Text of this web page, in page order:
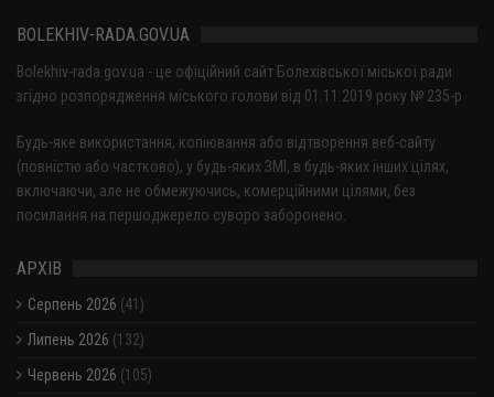
BOLEKHIV-RADA.GOV.UA
Bolekhiv-rada.gov.ua - це офіційний сайт Болехівської міської ради
згідно розпорядження міського голови від 01.11.2019 року № 235-р
Будь-яке використання, копіювання або відтворення веб-сайту
(повністю або частково), у будь-яких ЗМІ, в будь-яких інших цілях,
включаючи, але не обмежуючись, комерційними цілями, без
посилання на першоджерело суворо заборонено.
АРХІВ
Серпень 2026 (41)
Липень 2026 (132)
Червень 2026 (105)